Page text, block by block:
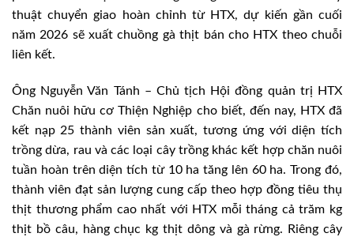
thuật chuyển giao hoàn chỉnh từ HTX, dự kiến gần cuối
năm 2026 sẽ xuất chuồng gà thịt bán cho HTX theo chuỗi
liên kết.
Ông Nguyễn Văn Tánh – Chủ tịch Hội đồng quản trị HTX
Chăn nuôi hữu cơ Thiện Nghiệp cho biết, đến nay, HTX đã
kết nạp 25 thành viên sản xuất, tương ứng với diện tích
trồng dừa, rau và các loại cây trồng khác kết hợp chăn nuôi
tuần hoàn trên diện tích từ 10 ha tăng lên 60 ha. Trong đó,
thành viên đạt sản lượng cung cấp theo hợp đồng tiêu thụ
thịt thương phẩm cao nhất với HTX mỗi tháng cả trăm kg
thịt bồ câu, hàng chục kg thịt dông và gà rừng. Riêng cây